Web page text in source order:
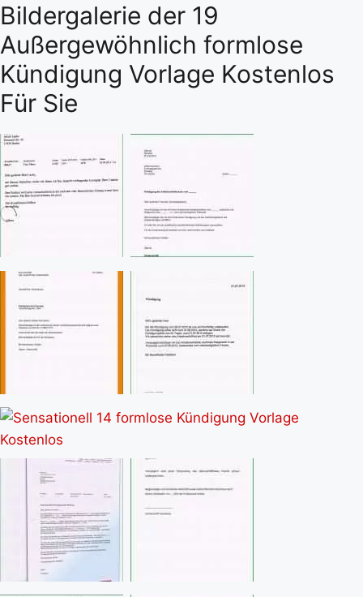
Bildergalerie der 19
Außergewöhnlich formlose
Kündigung Vorlage Kostenlos
Für Sie